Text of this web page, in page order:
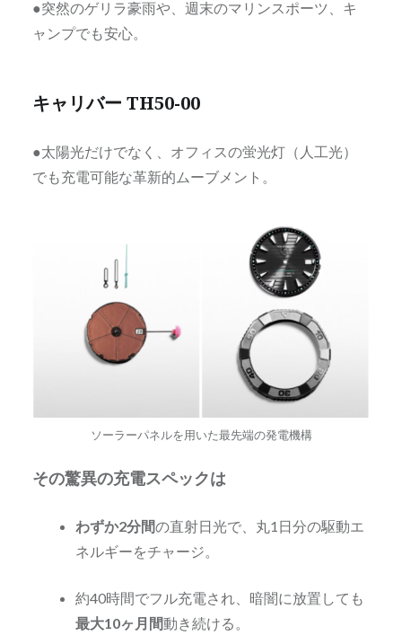
●突然のゲリラ豪雨や、週末のマリンスポーツ、キ
ャンプでも安心。
キャリバー TH50-00
●太陽光だけでなく、オフィスの蛍光灯（人工光）
でも充電可能な革新的ムーブメント。
ソーラーパネルを用いた最先端の発電機構
その驚異の充電スペックは
わずか2分間の直射日光で、丸1日分の駆動エ
ネルギーをチャージ。
約40時間でフル充電され、暗闇に放置しても
最大10ヶ月間動き続ける。